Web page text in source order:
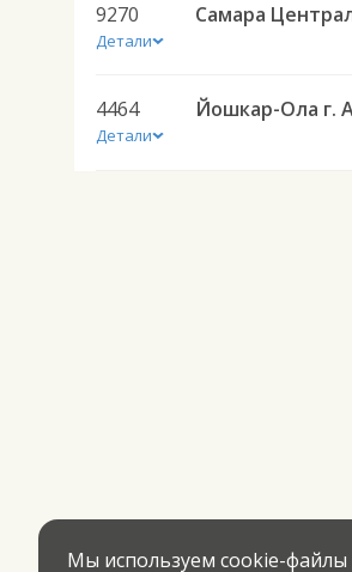
9270
Детали
4464
Детали
Йошкар-Ола г.
Мы используем cookie-файлы